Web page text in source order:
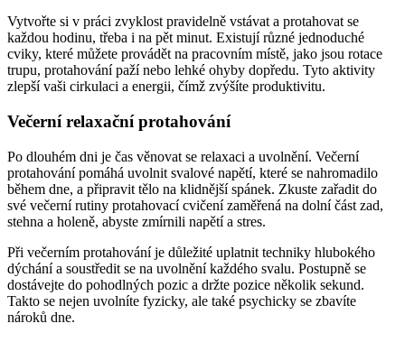
Vytvořte si v práci zvyklost pravidelně vstávat a protahovat se
každou hodinu, třeba i na pět minut. Existují různé jednoduché
cviky, které můžete provádět na pracovním místě, jako jsou rotace
trupu, protahování paží nebo lehké ohyby dopředu. Tyto aktivity
zlepší vaši cirkulaci a energii, čímž zvýšíte produktivitu.
Večerní relaxační protahování
Po dlouhém dni je čas věnovat se relaxaci a uvolnění. Večerní
protahování pomáhá uvolnit svalové napětí, které se nahromadilo
během dne, a připravit tělo na klidnější spánek. Zkuste zařadit do
své večerní rutiny protahovací cvičení zaměřená na dolní část zad,
stehna a holeně, abyste zmírnili napětí a stres.
Při večerním protahování je důležité uplatnit techniky hlubokého
dýchání a soustředit se na uvolnění každého svalu. Postupně se
dostávejte do pohodlných pozic a držte pozice několik sekund.
Takto se nejen uvolníte fyzicky, ale také psychicky se zbavíte
nároků dne.